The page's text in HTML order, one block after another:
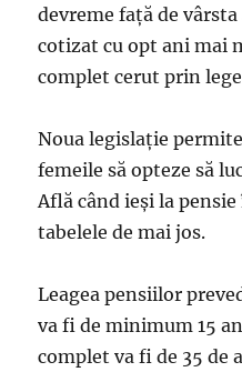
devreme față de
cotizat cu opt ani mai
complet cerut prin
Noua legislație
femeile să opteze să
Află când ieși la
tabelele de mai jos.
Leagea pensiilor
va fi de minimum 15
complet va fi de 35 de